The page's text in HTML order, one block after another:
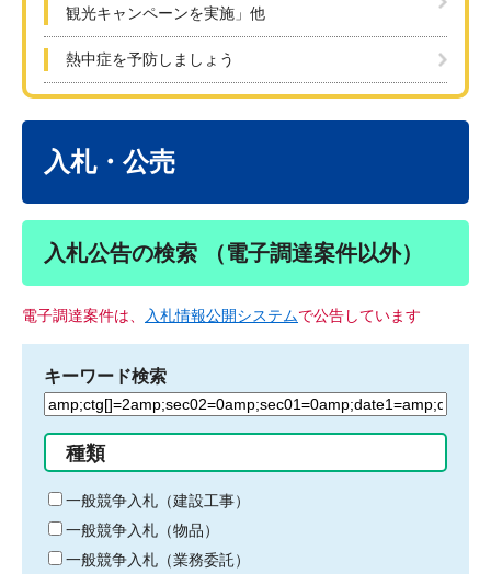
観光キャンペーンを実施」他
熱中症を予防しましょう
入札・公売
入札公告の検索 （電子調達案件以外）
電子調達案件は、 入札情報公開システムで公告しています
キーワード検索
検
る
キ
ー
ワ
ー
種類
一般競争入札（建設工事）
一般競争入札（物品）
一般競争入札（業務委託）